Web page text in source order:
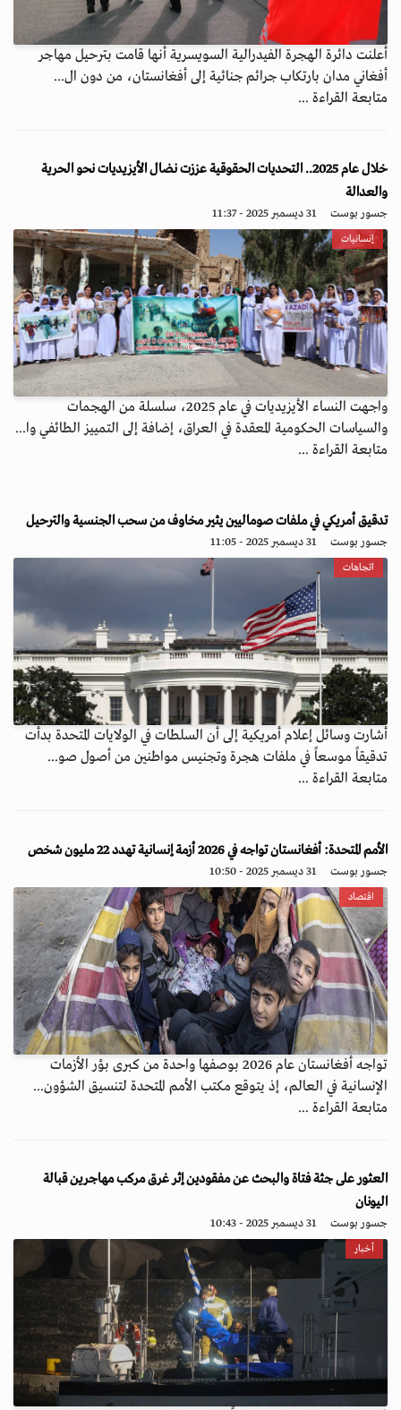
أعلنت دائرة الهجرة الفيدرالية السويسرية أنها قامت بترحيل مهاجر
أفغاني مدان بارتكاب جرائم جنائية إلى أفغانستان، من دون ال...
متابعة القراءة ...
خلال عام 2025.. التحديات الحقوقية عززت نضال الأيزيديات نحو الحرية
والعدالة
جسور بوست 31 ديسمبر 2025 - 11:37
إنسانيات
واجهت النساء الأيزيديات في عام 2025، سلسلة من الهجمات
والسياسات الحكومية المعقدة في العراق، إضافة إلى التمييز الطائفي وا...
متابعة القراءة ...
تدقيق أمريكي في ملفات صوماليين يثير مخاوف من سحب الجنسية والترحيل
جسور بوست 31 ديسمبر 2025 - 11:05
اتجاهات
أشارت وسائل إعلام أمريكية إلى أن السلطات في الولايات المتحدة بدأت
تدقيقاً موسعاً في ملفات هجرة وتجنيس مواطنين من أصول صو...
متابعة القراءة ...
الأمم المتحدة: أفغانستان تواجه في 2026 أزمة إنسانية تهدد 22 مليون شخص
جسور بوست 31 ديسمبر 2025 - 10:50
اقتصاد
تواجه أفغانستان عام 2026 بوصفها واحدة من كبرى بؤر الأزمات
الإنسانية في العالم، إذ يتوقع مكتب الأمم المتحدة لتنسيق الشؤون...
متابعة القراءة ...
العثور على جثة فتاة والبحث عن مفقودين إثر غرق مركب مهاجرين قبالة
اليونان
جسور بوست 31 ديسمبر 2025 - 10:43
أخبار